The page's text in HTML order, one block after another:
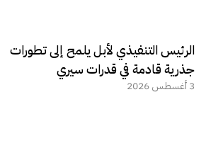
الرئيس التنفيذي لأبل يلمح إلى تطورات
جذرية قادمة في قدرات سيري
3 أغسطس 2026